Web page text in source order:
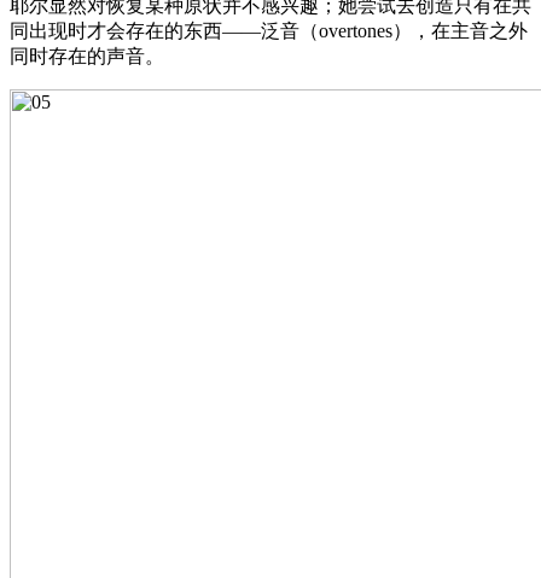
耶尔显然对恢复某种原状并不感兴趣；她尝试去创造只有在共
同出现时才会存在的东西——泛音（overtones），在主音之外
同时存在的声音。